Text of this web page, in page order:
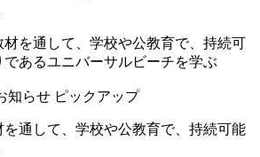
知らせ ピックアップ
通して、学校や公教育で、持続可能